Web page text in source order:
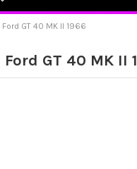
GT 40 MK II 1966
GT 40 MK II